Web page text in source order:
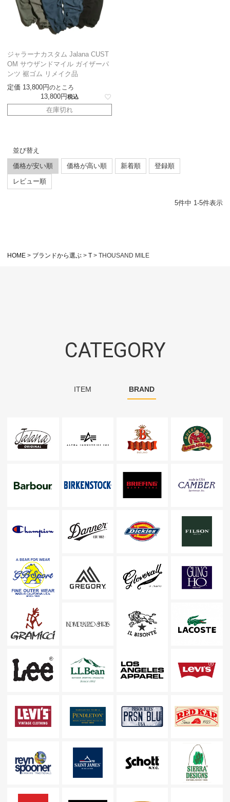
ジャラーナカスタム Jalana CUST
OM サウザンドマイル ガイザーパ
ンツ 裾ゴム リメイク品
定価 13,800 のところ
13,800 税込
在庫切れ
並び替え
価格が安い順
価格が高い順 新着順
登録順
レビュー順
5件中 1-5件表示
HOME ブランドから選ぶ T THOUSAND MILE
CATEGORY
ITEM BRAND